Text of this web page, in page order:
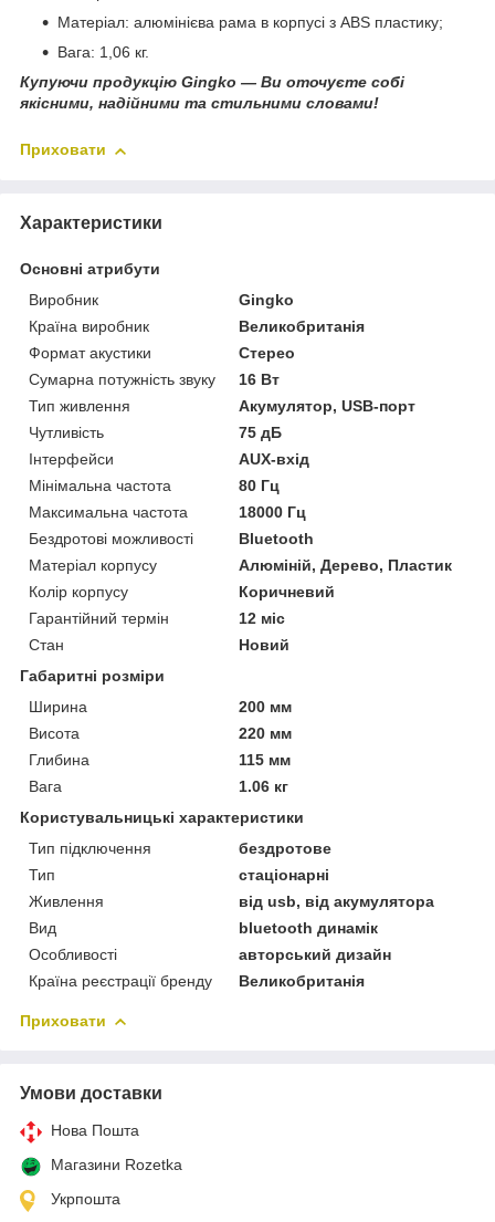
Матеріал: алюмінієва рама в корпусі з ABS пластику;
Вага: 1,06 кг.
Купуючи продукцію Gingko — Ви оточуєте собі
якісними, надійними та стильними словами!
Приховати
Характеристики
Основні атрибути
Виробник
Gingko
Країна виробник
Великобританія
Формат акустики
Стерео
Сумарна потужність звуку
16 Вт
Тип живлення
Акумулятор, USB-порт
Чутливість
75 дБ
Інтерфейси
AUX-вхід
Мінімальна частота
80 Гц
Максимальна частота
18000 Гц
Бездротові можливості
Bluetooth
Матеріал корпусу
Алюміній, Дерево, Пластик
Колір корпусу
Коричневий
Гарантійний термін
12 міс
Стан
Новий
Габаритні розміри
Ширина
200 мм
Висота
220 мм
Глибина
115 мм
Вага
1.06 кг
Користувальницькі характеристики
Тип підключення
бездротове
Тип
стаціонарні
Живлення
від usb, від акумулятора
Вид
bluetooth динамік
Особливості
авторський дизайн
Країна реєстрації бренду
Великобританія
Приховати
Умови доставки
Нова Пошта
Магазини Rozetka
Укрпошта